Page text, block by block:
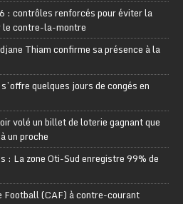
: contrôles renforcés pour éviter la
le contre-la-montre
Thiam confirme sa présence à la
quelques jours de congés en
volé un billet de loterie gagnant que
un proche
: La zone Oti-Sud enregistre 99% de
Football (CAF) à contre-courant